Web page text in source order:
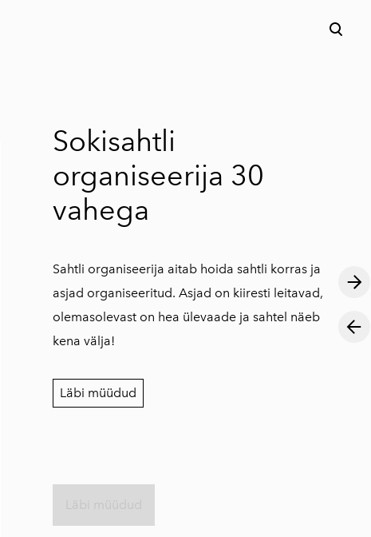
Sokisahtli
organiseerija 30
vahega
Sahtli organiseerija aitab hoida sahtli korras ja
asjad organiseeritud. Asjad on kiiresti leitavad,
olemasolevast on hea ülevaade ja sahtel näeb
kena välja!
Läbi müüdud